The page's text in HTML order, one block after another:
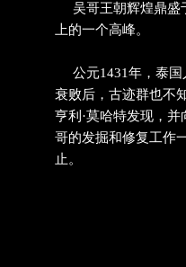
吴哥王朝辉煌鼎盛
上的一个高峰。
公元1431年，泰国
衰败后，古迹群也不
亨利·莫哈特发现，
哥的发掘和修复工作
止。